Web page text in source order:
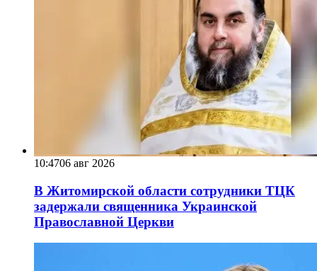
10:4706 авг 2026
В Житомирской области сотрудники ТЦК
задержали священника Украинской
Православной Церкви